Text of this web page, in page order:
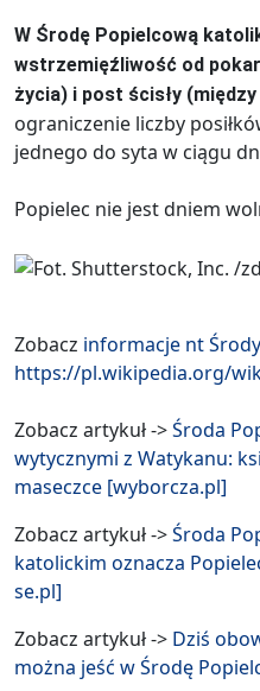
W Środę Popielcową
wstrzemięźliwość od
życia) i post ścisły
ograniczenie liczby
jednego do syta w ciągu
Popielec nie jest dniem
Zobacz informacje nt
https://pl.wikipedia.org/
Zobacz artykuł ->Środa
wytycznymi z Watykanu:
maseczce [wyborcza.pl]
Zobacz artykuł ->Środa
katolickim oznacza
se.pl]
Zobacz artykuł -> Dziś
można jeść w Środę